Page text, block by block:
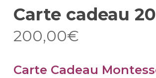
Carte cadeau
200,00€
Carte Cadeau